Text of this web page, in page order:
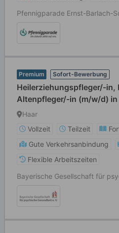
Pfennigparade Ernst-Barlach-
Premium Sofort-Bewerbung
Heilerziehungspfleger/-in,
Altenpfleger/-in (m/w/d) in
Vollzeit / Teilzeit
Haar
Vollzeit
Teilzeit
Gute Verkehrsanbindung
Flexible Arbeitszeiten
Bayerische Gesellschaft für